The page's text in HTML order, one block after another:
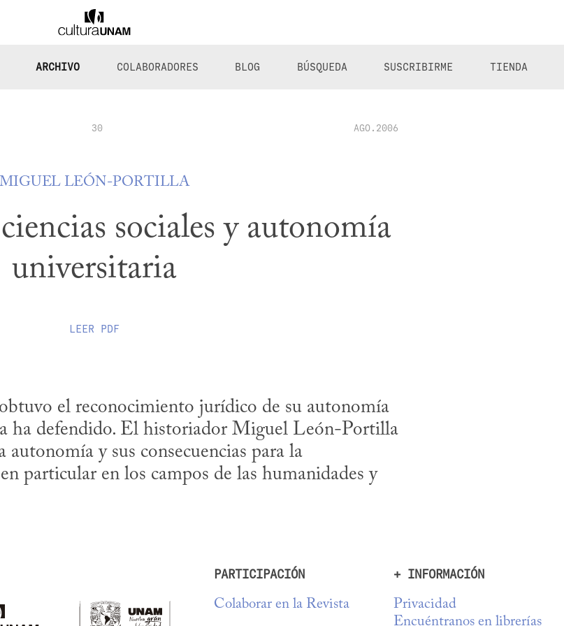
ARCHIVO COLABORADORES BLOG BÚSQUEDA SUSCRIBIRME TIENDA
30 AGO.2006
MIGUEL LEÓN-PORTILLA
sociales y autonomía
universitaria
LEER PDF
el reconocimiento jurídico de su autonomía
ha defendido. El historiador Miguel León-Portilla
autonomía y sus consecuencias para la
particular en los campos de las humanidades y
PARTICIPACIÓN
Colaborar en la Revista
+ INFORMACIÓN
Privacidad
Encuéntranos en librerías